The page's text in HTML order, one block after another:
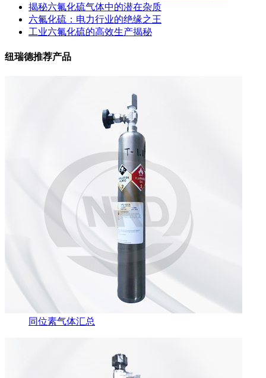
揭秘六氟化硫气体中的潜在杂质
六氟化硫：电力行业的绝缘之王
工业六氟化硫的高效生产揭秘
纽瑞德推荐产品
同位素气体汇总